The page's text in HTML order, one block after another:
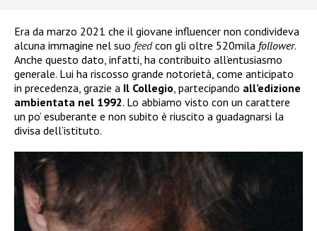
Era da marzo 2021 che il giovane influencer non condivideva
alcuna immagine nel suo feedcon gli oltre 520mila follower.
Anche questo dato, infatti, ha contribuito all’entusiasmo
generale. Lui ha riscosso grande notorietà, come anticipato
in precedenza, grazie a Il Collegio, partecipando all’edizione
ambientata nel 1992. Lo abbiamo visto con un carattere
un po’ esuberante e non subito è riuscito a guadagnarsi la
divisa dell’istituto.